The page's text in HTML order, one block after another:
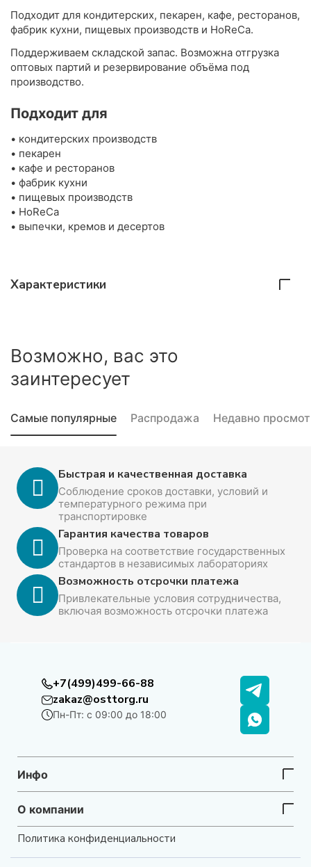
Подходит для кондитерских, пекарен, кафе, ресторанов,
фабрик кухни, пищевых производств и HoReCa.
Поддерживаем складской запас. Возможна отгрузка
оптовых партий и резервирование объёма под
производство.
Подходит для
• кондитерских производств
• пекарен
• кафе и ресторанов
• фабрик кухни
• пищевых производств
• HoReCa
• выпечки, кремов и десертов
Характеристики
Возможно, вас это
заинтересует
Самые популярные Распродажа Недавно
Быстрая и качественная доставка
Соблюдение сроков доставки, условий и
температурного режима при
транспортировке
Гарантия качества товаров
Проверка на соответствие государственных
стандартов в независимых лабораториях
Возможность отсрочки платежа
Привлекательные условия сотрудничества,
включая возможность отсрочки платежа
+7(499)499-66-88
zakaz@osttorg.ru
Пн-Пт: с 09:00 до 18:00
Инфо
О компании
Политика конфиденциальности